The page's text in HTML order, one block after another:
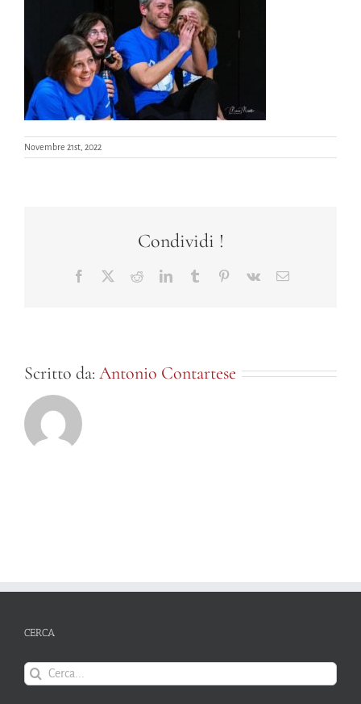
Novembre 21st, 2022
Condividi !
Facebook RedditLinkedInTumblr Pinterest
Vk Email
Scritto da: Antonio Contartese
CERCA
Cerca
per: